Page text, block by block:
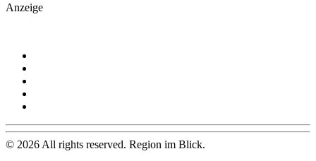
Anzeige
© 2026 All rights reserved. Region im Blick.